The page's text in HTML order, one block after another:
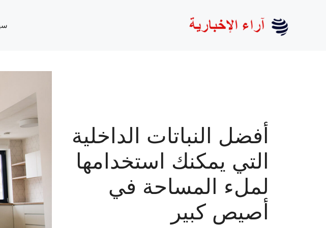
أفضل النباتات الداخلية
التي يمكنك استخدامها
لملء المساحة في
أصيص كبير